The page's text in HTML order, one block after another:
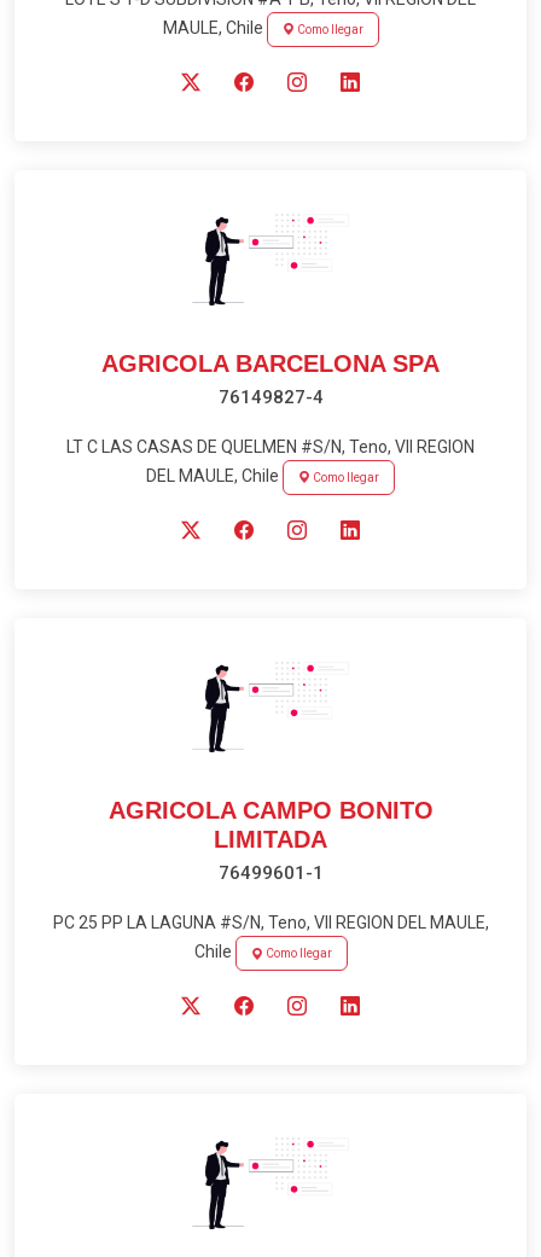
MAULE, Chile
Como llegar
AGRICOLA BARCELONA SPA
76149827-4
LT C LAS CASAS DE QUELMEN #S/N, Teno, VII REGION
DEL MAULE, Chile
Como llegar
AGRICOLA CAMPO BONITO
LIMITADA
76499601-1
PC 25 PP LA LAGUNA #S/N, Teno, VII REGION DEL MAULE,
Chile
Como llegar